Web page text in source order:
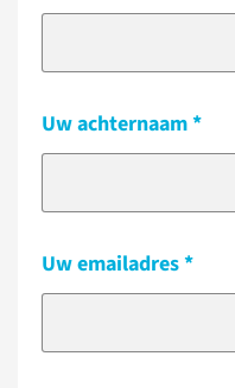
Uw achternaam
Uw emailadres